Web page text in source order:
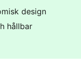
design
hållbar